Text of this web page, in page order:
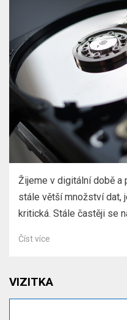
Žijeme v digitální době a
stále větší množství dat,
kritická. Stále častěji se
Číst více
VIZITKA